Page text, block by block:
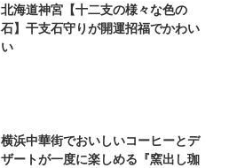
北海道神宮【十二支の様々な色の
石】干支石守りが開運招福でかわい
い
横浜中華街でおいしいコーヒーとデ
ザートが一度に楽しめる『窯出し珈